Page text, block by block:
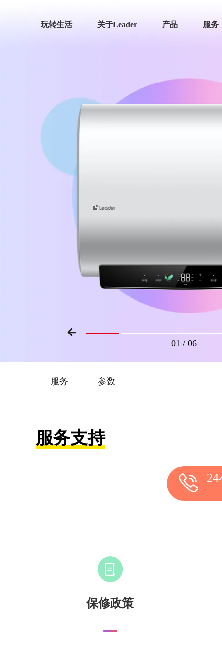
玩转生活 关于Leader 产品 服务
01 / 06
服务 参数
服务支持
保修政策